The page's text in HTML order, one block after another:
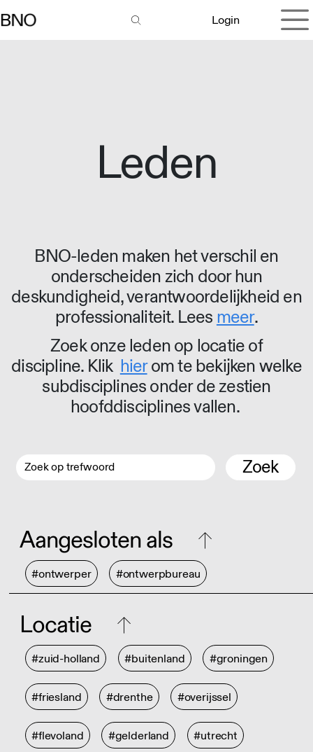
Login
Leden
BNO-leden maken het verschil en
onderscheiden zich door hun
deskundigheid, verantwoordelijkheid en
professionaliteit. Lees meer.
Zoek onze leden op locatie of
discipline. Klik hierom te bekijken welke
subdisciplines onder de zestien
hoofddisciplines vallen.
Zoek
Aangesloten als
#ontwerper #ontwerpbureau
Locatie
#zuid-holland #buitenland #groningen
#friesland #drenthe #overijssel
#flevoland #gelderland #utrecht